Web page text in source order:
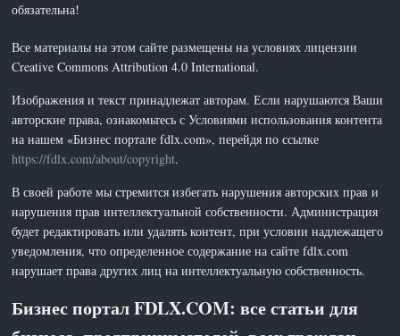
обязательна!
Все материалы на этом сайте размещены на условиях лицензии
Creative Commons Attribution 4.0 International.
Изображения и текст принадлежат авторам. Если нарушаются Ваши
авторские права, ознакомьтесь с Условиями использования контента
на нашем «Бизнес портале fdlx.com», перейдя по ссылке
https://fdlx.com/about/copyright.
В своей работе мы стремится избегать нарушения авторских прав и
нарушения прав интеллектуальной собственности. Администрация
будет редактировать или удалять контент, при условии надлежащего
уведомления, что определенное содержание на сайте fdlx.com
нарушает права других лиц на интеллектуальную собственность.
Бизнес портал FDLX.COM: все статьи для